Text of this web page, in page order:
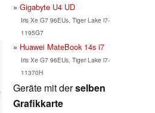
Gigabyte U4 UD
Iris Xe G7 96EUs, Tiger Lake i7-
1195G7
Huawei MateBook 14s i7
Iris Xe G7 96EUs, Tiger Lake i7-
11370H
Geräte mit derselben
Grafikkarte